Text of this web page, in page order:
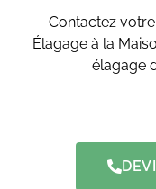
Contactez
Élagage à la
élagage